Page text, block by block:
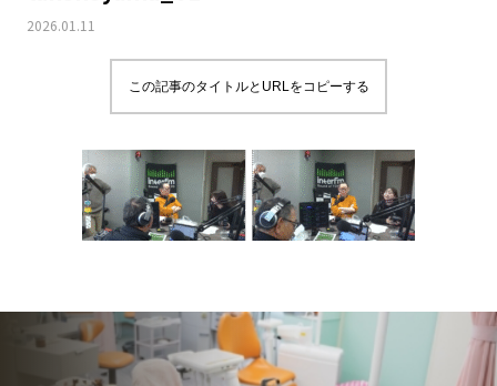
2026.01.11
この記事のタイトルとURLをコピーする